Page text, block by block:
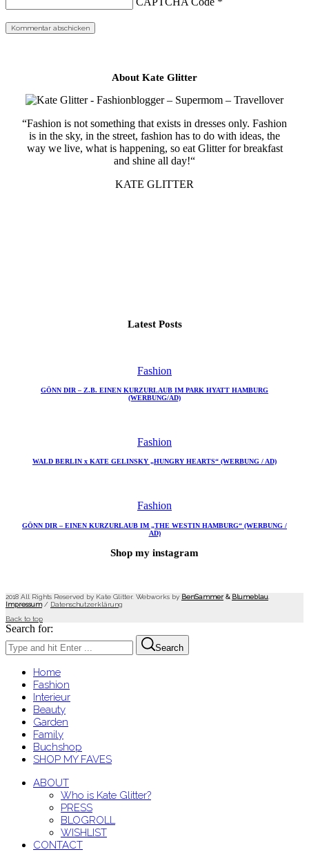
About Kate Glitter
“Fashion is not something that exists in dresses only. Fashion
is in the sky, in the street, fashion has to do with ideas, the
way we live, what is happening, so eat Glitter for breakfast
and shine all day!“
KATE GLITTER
Latest Posts
Fashion
GÖNN DIR – Z.B. EINEN KURZURLAUB IM PARK HYATT HAMBURG
(WERBUNG/AD)
Fashion
WALD BERLIN x KATE GELINSKY „HUNGRY HEARTS“ (WERBUNG / AD)
Fashion
GÖNN DIR – EINEN KURZURLAUB IM „THE WESTIN HAMBURG“ (WERBUNG /
AD)
Shop my instagram
2018 All Rights Reserved by Kate Glitter. Webworks by BenSammer & Blumeblau
Impressum/ Datenschutzerklärung
Back to top
Search for:
Search
Home
Fashion
Interieur
Beauty
Garden
Family
Buchshop
SHOP MY FAVES
ABOUT
Who is Kate Glitter?
PRESS
BLOGROLL
WISHLIST
CONTACT